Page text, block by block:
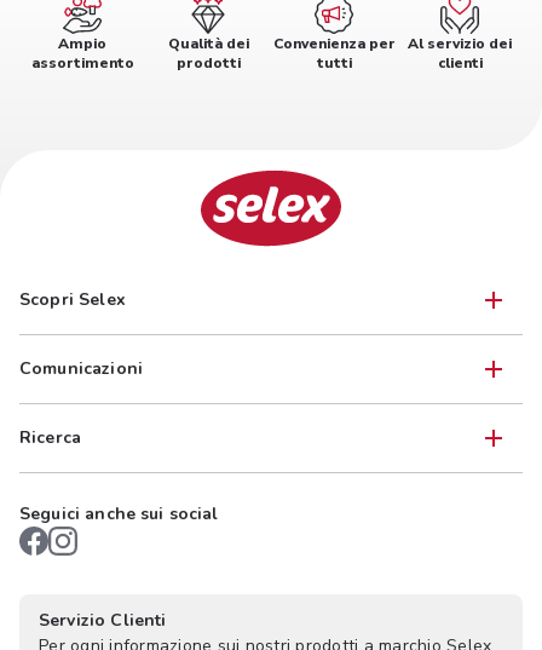
Ampio
assortimento
Qualità dei
prodotti
Convenienza per
tutti
Al servizio dei
clienti
Scopri Selex
Comunicazioni
Ricerca
Seguici anche sui social
Servizio Clienti